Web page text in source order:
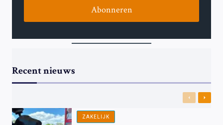
Abonneren
Recent nieuws
Previous
Next
ZAKELIJK